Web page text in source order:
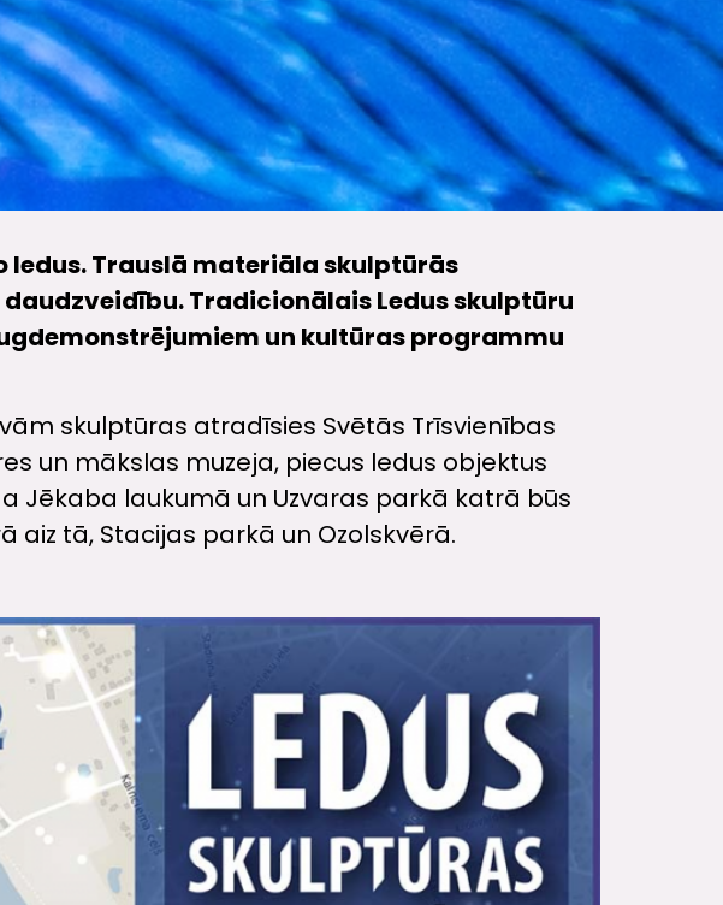
ledus. Trauslā materiāla skulptūrās
Tradicionālais Ledus skulptūru
un kultūras programmu
skulptūras atradīsies Svētās Trīsvienības
un mākslas muzeja, piecus ledus objektus
Jēkaba laukumā un Uzvaras parkā katrā būs
aiz tā, Stacijas parkā un Ozolskvērā.